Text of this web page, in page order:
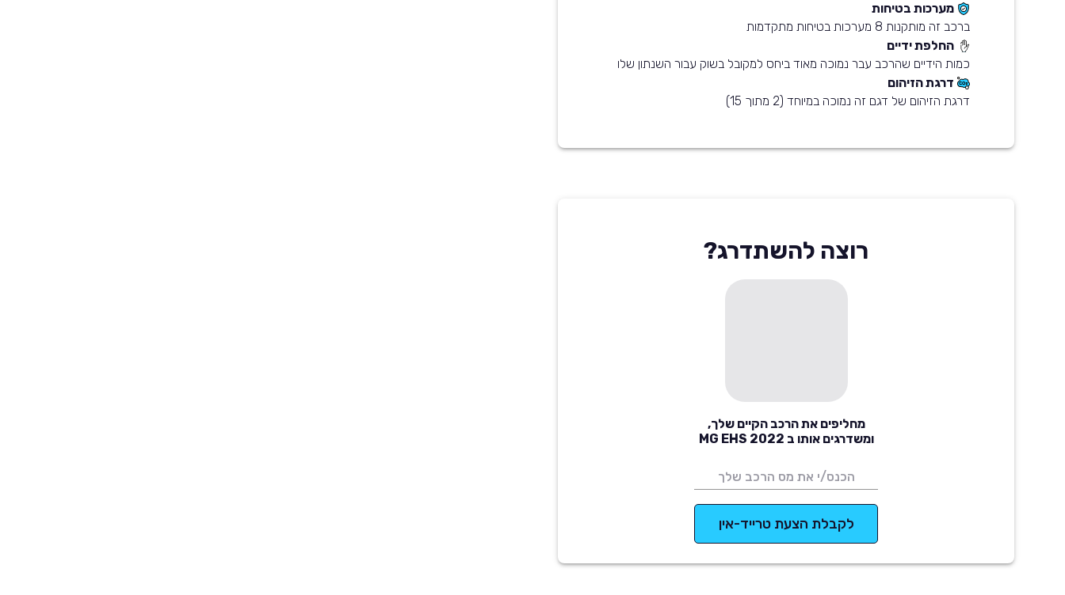
מערכות בטיחות
ברכב זה מותקנות 8 מערכות בטיחות מתקדמות
החלפת ידיים
כמות הידיים שהרכב עבר נמוכה מאוד ביחס למקובל בשוק עבור השנתון שלו
דרגת הזיהום
דרגת הזיהום של דגם זה נמוכה במיוחד (2 מתוך 15)
רוצה להשתדרג?
מחליפים את הרכב הקיים שלך,
ומשדרגים אותו ב MG EHS 2022
לקבלת הצעת טרייד-אין